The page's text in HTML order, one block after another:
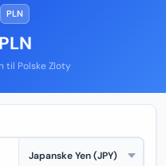
PLN
til Polske Zloty